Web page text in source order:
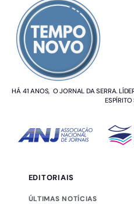
HÁ 41 ANOS, O JORNAL DA SERRA.
EDITORIAIS
ÚLTIMAS NOTÍCIAS